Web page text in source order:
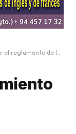
de emergencia social